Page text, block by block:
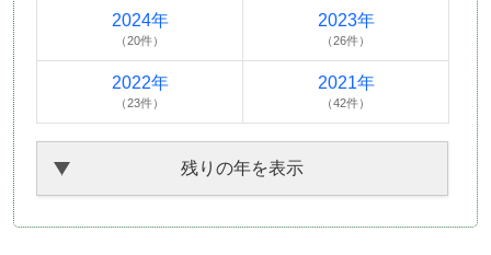
2024年
（20件）
2023年
（26件）
2022年
（23件）
2021年
（42件）
残りの年を表示